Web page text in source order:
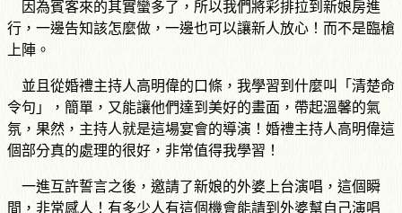
因為賓客來的其實蠻多了，所以我們將彩排拉到新娘房進
行，一邊告知該怎麼做，一邊也可以讓新人放心！而不是臨槍
上陣。
並且從婚禮主持人高明偉的口條，我學習到什麼叫「清楚命
令句」，簡單，又能讓他們達到美好的畫面，帶起溫馨的氣
氛，果然，主持人就是這場宴會的導演！婚禮主持人高明偉這
個部分真的處理的很好，非常值得我學習！
一進互許誓言之後，邀請了新娘的外婆上台演唱，這個瞬
間，非常感人！有多少人有這個機會能請到外婆幫自己演唱